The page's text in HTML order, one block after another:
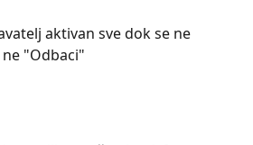
aktivan sve dok se ne
"Odbaci"